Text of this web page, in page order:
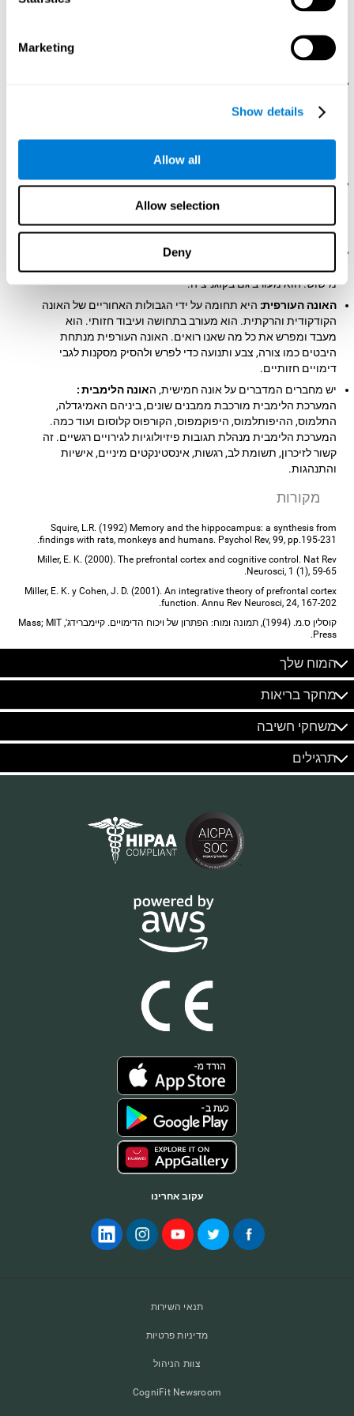
Marketing
Show details
Allow all
Allow selection
Deny
תופעה זו נקראת לרוחב המוח.
כל חצי כדור מחולק ל-4 אונות:
או רולנד sulcus, lateral או Silvio sulcus, parietal-occipital sulcus ו-sulcus
singular):
המרכזי. זה מרכז השליטה של ​​המוח שלך. האונה הקדמית מעורבת
בוויסות רגשות, כמו אמפתיה, נדיבות והתנהגות. הוא מקושר
האונה הטמפורלית :היא מופרדת מהאונה הקדמית והפריאטלית
על ידי ה sulcus lateral וגבולות האונה האוקסיפיטלית . הוא
משמש בעיבוד שמיעתי ושפה, ומשמש גם בתפקודי זיכרון וניהול
רגשות.
parietal-occipital . חלק זה של המוח עוזר לעבד כאב ותחושת
מישוש. הוא מעורב גם בקוגניציה.
האונה העורפית: היא תחומה על ידי הגבולות האחוריים של האונה
הקודקודית והרקתית. הוא מעורב בתחושה ועיבוד חזותי. הוא
מעבד ומפרש את כל מה שאנו רואים. האונה העורפית מנתחת
היבטים כמו צורה, צבע ותנועה כדי לפרש ולהסיק מסקנות לגבי
דימויים חזותיים.
יש מחברים המדברים על אונה חמישית, האונה הלימבית :
המערכת הלימבית מורכבת ממבנים שונים, ביניהם האמיגדלה,
התלמוס, ההיפותלמוס, היפוקמפוס, הקורפוס קלוסום ועוד כמה.
המערכת הלימבית מנהלת תגובות פיזיולוגיות לגירויים רגשיים. זה
קשור לזיכרון, תשומת לב, רגשות, אינסטינקטים מיניים, אישיות
והתנהגות.
מקורות
Squire, L.R. (1992) Memory and the hippocampus: a synthesis from
findings with rats, monkeys and humans. Psychol Rev, 99, pp.195-231.
Miller, E. K. (2000). The prefrontal cortex and cognitive control. Nat Rev
Neurosci, 1 (1), 59-65.
Miller, E. K. y Cohen, J. D. (2001). An integrative theory of prefrontal cortex
function. Annu Rev Neurosci, 24, 167-202.
קוסלין ס.מ. (1994), תמונה ומוח: הפתרון של ויכוח הדימויים. קיימברידג', Mass; MIT
Press.
המוח שלך
מחקר בריאות
משחקי חשיבה
תרגילים
עקוב אחרינו
תנאי השירות
מדיניות פרטיות
צוות הניהול
CogniFit Newsroom